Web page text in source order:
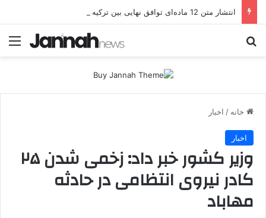
انتشار متن 12 ماده‌ای توافق نهایی بین ترکیه و پ.ک.ک
خانه / اخبار
اخبار
وزیر کشور خبر داد: زخمی شدن ۲۵
کادر نیروی انتظامی در حادثه
مهاباد